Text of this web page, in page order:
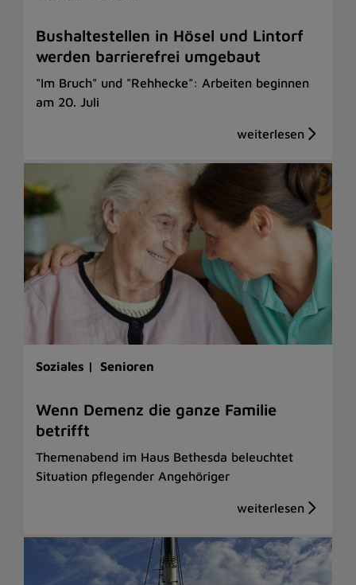
Bushaltestellen in Hösel und Lintorf
werden barrierefrei umgebaut
"Im Bruch" und "Rehhecke": Arbeiten beginnen
am 20. Juli
Soziales | Senioren
Wenn Demenz die ganze Familie
betrifft
Themenabend im Haus Bethesda beleuchtet
Situation pflegender Angehöriger